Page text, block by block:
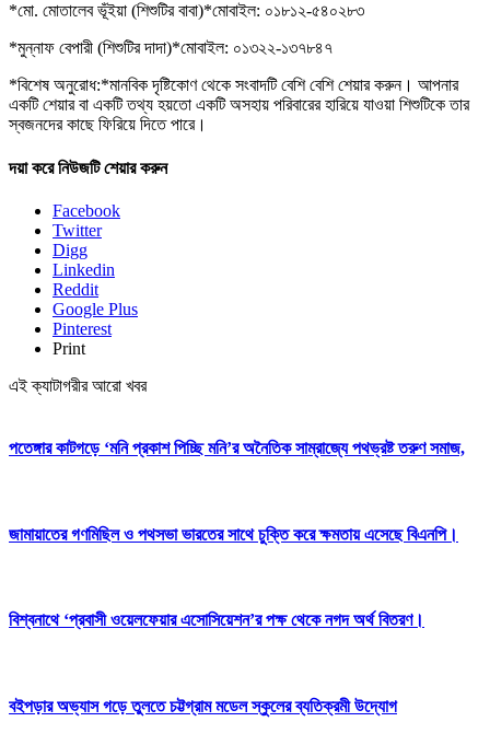
*মো. মোতালেব ভূঁইয়া (শিশুটির বাবা)*মোবাইল: ০১৮১২-৫৪০২৮৩
*মুন্নাফ বেপারী (শিশুটির দাদা)*মোবাইল: ০১৩২২-১৩৭৮৪৭
*বিশেষ অনুরোধ:*মানবিক দৃষ্টিকোণ থেকে সংবাদটি বেশি বেশি শেয়ার করুন। আপনার
একটি শেয়ার বা একটি তথ্য হয়তো একটি অসহায় পরিবারের হারিয়ে যাওয়া শিশুটিকে তার
স্বজনদের কাছে ফিরিয়ে দিতে পারে।
দয়া করে নিউজটি শেয়ার করুন
Facebook
Twitter
Digg
Linkedin
Reddit
Google Plus
Pinterest
Print
এই ক্যাটাগরীর আরো খবর
পতেঙ্গার কাটগড়ে ‘মনি প্রকাশ পিচ্ছি মনি’র অনৈতিক সাম্রাজ্যে পথভ্রষ্ট তরুণ সমাজ,
জামায়াতের গণমিছিল ও পথসভা ভারতের সাথে চুক্তি করে ক্ষমতায় এসেছে বিএনপি।
বিশ্বনাথে ‘প্রবাসী ওয়েলফেয়ার এসোসিয়েশন’র পক্ষ থেকে নগদ অর্থ বিতরণ।
বইপড়ার অভ্যাস গড়ে তুলতে চট্টগ্রাম মডেল স্কুলের ব্যতিক্রমী উদ্যোগ